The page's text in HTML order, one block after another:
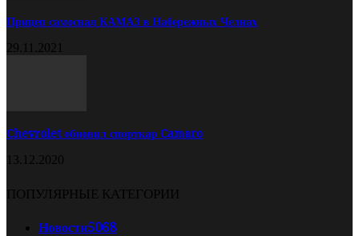
Прицеп самосвал КАМАЗ в Набережных Челнах
29.11.2021
Chevrolet обновил спорткар Camaro
13.12.2020
ПОПУЛЯРНЫЕ КАТЕГОРИИ
Новости5068